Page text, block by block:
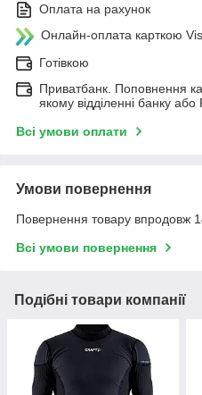
Оплата на рахунок
Онлайн-оплата карткою
Готівкою
Приватбанк. Поповнення
якому відділенні банку або
Всі умови оплати
Умови повернення
Повернення товару впродовж
Всі умови повернення
Подібні товари компанії